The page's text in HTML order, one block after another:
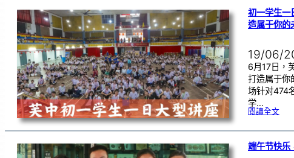
初一学生一
造属于你的
19/06/
6月17日，
打造属于你
场针对474
学…
閱讀全文:初
一
讲
座
活
动
端午节快乐